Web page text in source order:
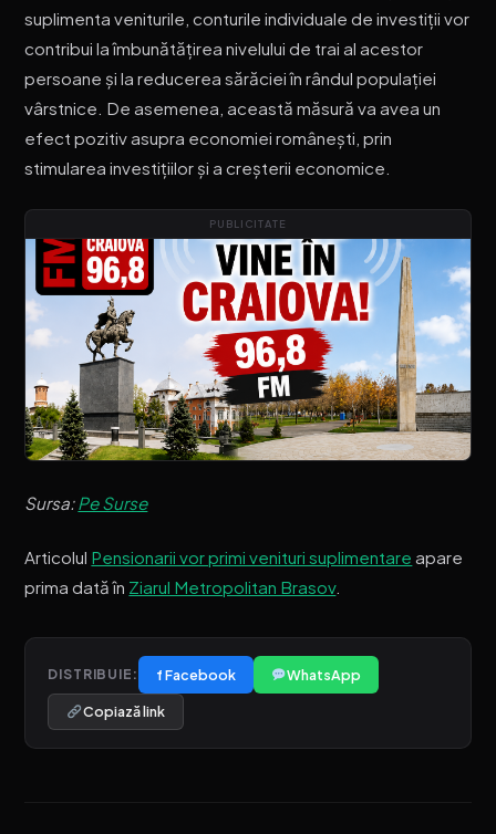
suplimenta veniturile, conturile individuale de investiții vor
contribui la îmbunătățirea nivelului de trai al acestor
persoane și la reducerea sărăciei în rândul populației
vârstnice. De asemenea, această măsură va avea un
efect pozitiv asupra economiei românești, prin
stimularea investițiilor și a creșterii economice.
PUBLICITATE
Sursa:Pe Surse
Articolul Pensionarii vor primi venituri suplimentare apare
prima dată în Ziarul Metropolitan Brasov.
DISTRIBUIE: f Facebook WhatsApp
Copiază link